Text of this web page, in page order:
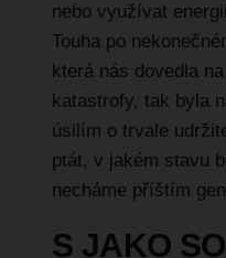
nebo využívat
Touha po
která nás dovedla
katastrofy, tak byla
úsilím o trvale
ptát, v jakém stavu
necháme příštím
S JAKO